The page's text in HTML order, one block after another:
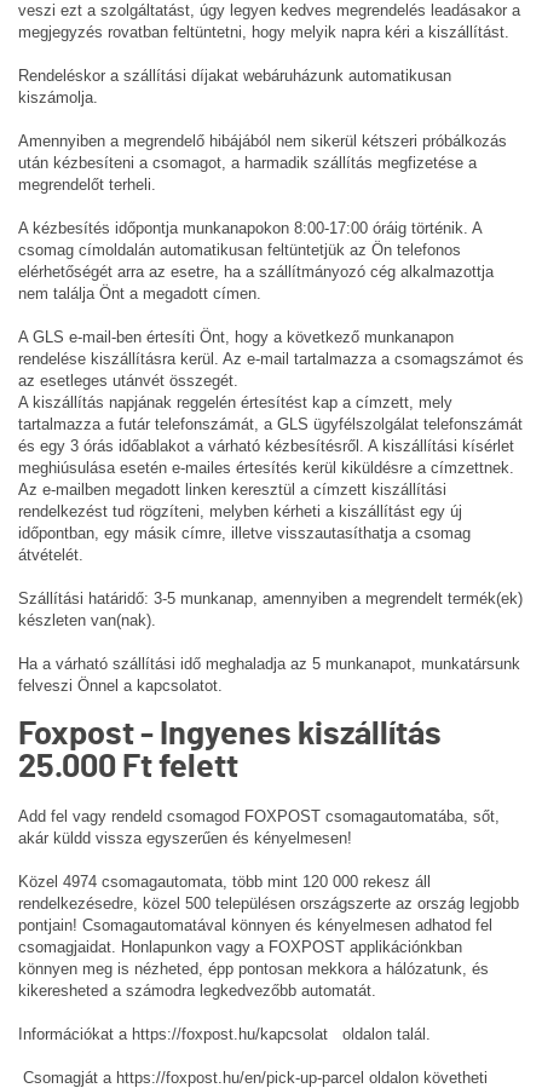
veszi ezt a szolgáltatást, úgy legyen kedves megrendelés leadásakor a
megjegyzés rovatban feltüntetni, hogy melyik napra kéri a kiszállítást.
Rendeléskor a szállítási díjakat webáruházunk automatikusan
kiszámolja.
Amennyiben a megrendelő hibájából nem sikerül kétszeri próbálkozás
után kézbesíteni a csomagot, a harmadik szállítás megfizetése a
megrendelőt terheli.
A kézbesítés időpontja munkanapokon 8:00-17:00 óráig történik. A
csomag címoldalán automatikusan feltüntetjük az Ön telefonos
elérhetőségét arra az esetre, ha a szállítmányozó cég alkalmazottja
nem találja Önt a megadott címen.
A GLS e-mail-ben értesíti Önt, hogy a következő munkanapon
rendelése kiszállításra kerül. Az e-mail tartalmazza a csomagszámot és
az esetleges utánvét összegét.
A kiszállítás napjának reggelén értesítést kap a címzett, mely
tartalmazza a futár telefonszámát, a GLS ügyfélszolgálat telefonszámát
és egy 3 órás időablakot a várható kézbesítésről. A kiszállítási kísérlet
meghiúsulása esetén e-mailes értesítés kerül kiküldésre a címzettnek.
Az e-mailben megadott linken keresztül a címzett kiszállítási
rendelkezést tud rögzíteni, melyben kérheti a kiszállítást egy új
időpontban, egy másik címre, illetve visszautasíthatja a csomag
átvételét.
Szállítási határidő: 3-5 munkanap, amennyiben a megrendelt termék(ek)
készleten van(nak).
Ha a várható szállítási idő meghaladja az 5 munkanapot, munkatársunk
felveszi Önnel a kapcsolatot.
Foxpost - Ingyenes kiszállítás
25.000 Ft felett
Add fel vagy rendeld csomagod FOXPOST csomagautomatába, sőt,
akár küldd vissza egyszerűen és kényelmesen!
Közel 4974 csomagautomata, több mint 120 000 rekesz áll
rendelkezésedre, közel 500 településen országszerte az ország legjobb
pontjain! Csomagautomatával könnyen és kényelmesen adhatod fel
csomagjaidat. Honlapunkon vagy a FOXPOST applikációnkban
könnyen meg is nézheted, épp pontosan mekkora a hálózatunk, és
kikeresheted a számodra legkedvezőbb automatát.
Információkat a https://foxpost.hu/kapcsolat oldalon talál.
Csomagját a https://foxpost.hu/en/pick-up-parcel oldalon követheti